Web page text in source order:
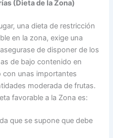
(Dieta de la Zona)
una dieta de restricción
en la zona, exige una
de disponer de los
de bajo contenido en
con unas importantes
moderada de frutas.
favorable a la Zona es:
que se supone que debe